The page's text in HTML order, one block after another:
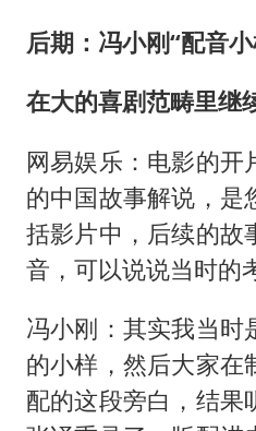
后期：冯小刚“配音
在大的喜剧范畴里继
网易娱乐：电影的开
的中国故事解说，是
括影片中，后续的故
音，可以说说当时的
冯小刚：其实我当时
的小样，然后大家在
配的这段旁白，结果